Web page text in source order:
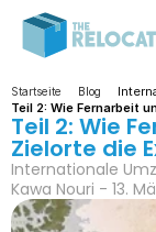
Startseite Blog
Teil 2: Wie Fernarbeit
Teil 2: Wie
Zielorte die
Internationale
Kawa Nouri - 13.